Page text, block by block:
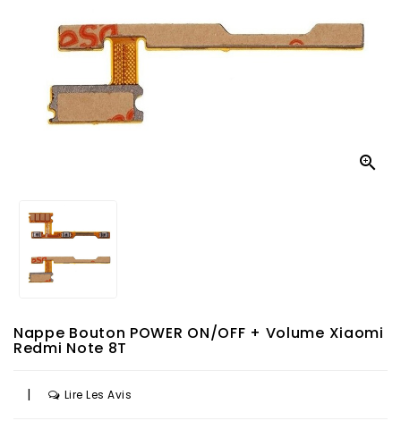

Nappe Bouton POWER ON/OFF + Volume Xiaomi
Redmi Note 8T
| Lire Les Avis